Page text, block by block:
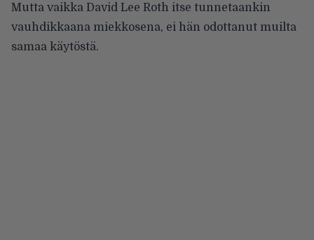
Mutta vaikka David Lee Roth itse tunnetaankin
vauhdikkaana miekkosena, ei hän odottanut muilta
samaa käytöstä.